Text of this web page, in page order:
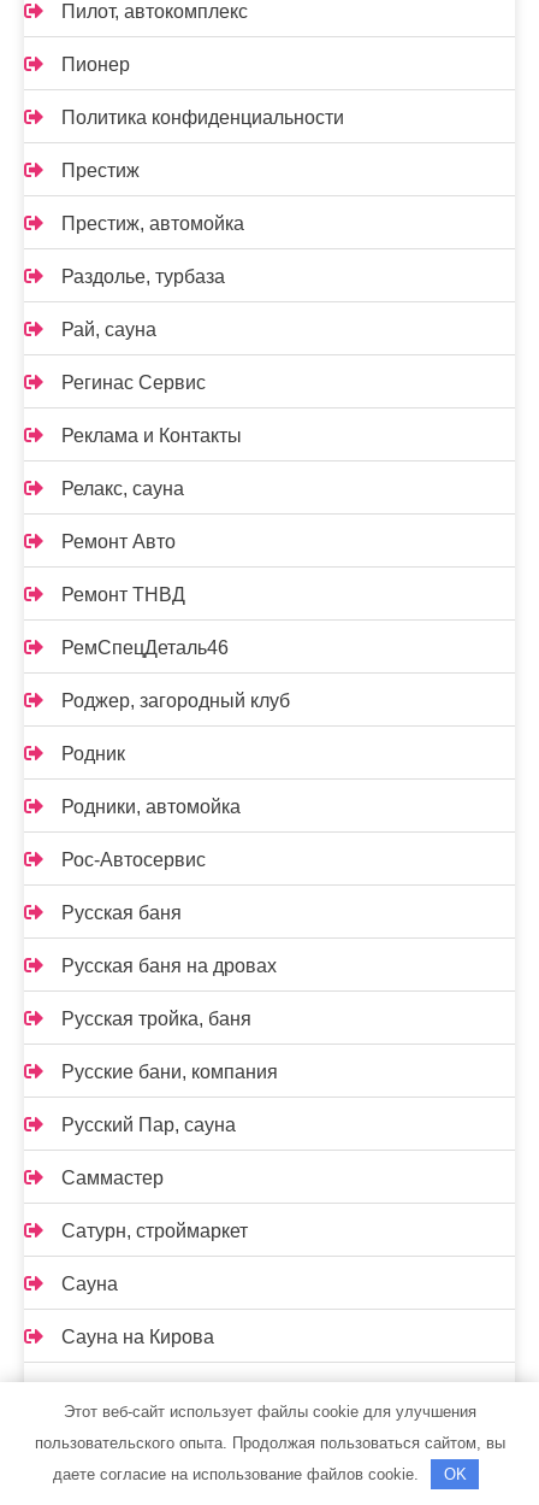
Пилот, автокомплекс
Пионер
Политика конфиденциальности
Престиж
Престиж, автомойка
Раздолье, турбаза
Рай, сауна
Регинас Сервис
Реклама и Контакты
Релакс, сауна
Ремонт Авто
Ремонт ТНВД
РемСпецДеталь46
Роджер, загородный клуб
Родник
Родники, автомойка
Рос-Автосервис
Русская баня
Русская баня на дровах
Русская тройка, баня
Русские бани, компания
Русский Пар, сауна
Саммастер
Сатурн, строймаркет
Сауна
Сауна на Кирова
Сауна, ст. Константиновская
Этот веб-сайт использует файлы cookie для улучшения
пользовательского опыта. Продолжая пользоваться сайтом, вы
даете согласие на использование файлов cookie.
OK